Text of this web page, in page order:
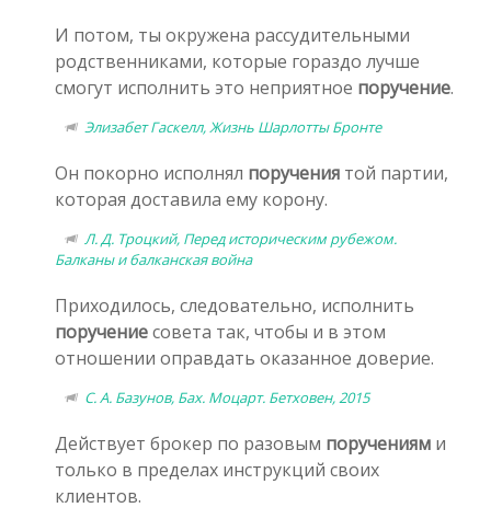
И потом, ты окружена рассудительными
родственниками, которые гораздо лучше
смогут исполнить это неприятное поручение.
Элизабет Гаскелл, Жизнь Шарлотты Бронте
Он покорно исполнял поручения той партии,
которая доставила ему корону.
Л. Д. Троцкий, Перед историческим рубежом.
Балканы и балканская война
Приходилось, следовательно, исполнить
поручениесовета так, чтобы и в этом
отношении оправдать оказанное доверие.
С. А. Базунов, Бах. Моцарт. Бетховен, 2015
Действует брокер по разовым поручениям и
только в пределах инструкций своих
клиентов.